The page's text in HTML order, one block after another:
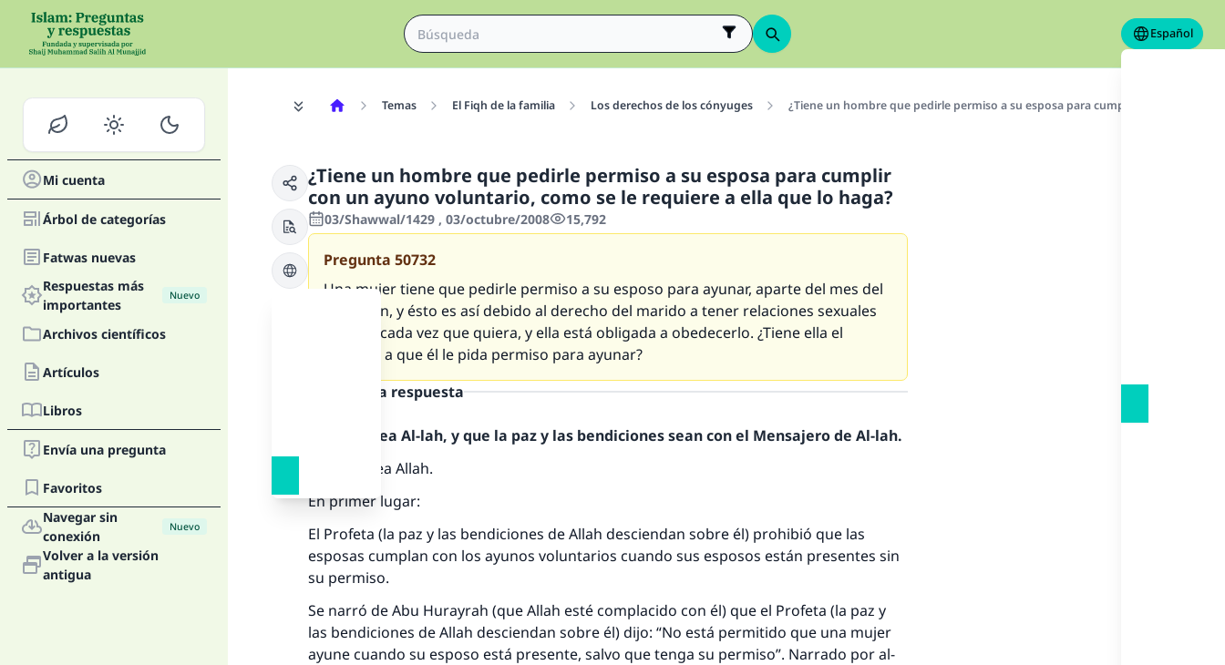
Español
Mi cuenta
Árbol de categorías
Fatwas nuevas
Respuestas más
importantes
Nuevo
Archivos científicos
Artículos
Libros
Envía una pregunta
Favoritos
Navegar sin
conexión
Nuevo
Volver a la versión
antigua
Temas El Fiqh de la familia Los derechos de los cónyuges ¿Tiene un hombre que pedirle permiso a su esposa para cumplir con un ayuno
¿Tiene un hombre que pedirle permiso a su esposa para cumplir
con un ayuno voluntario, como se le requiere a ella que lo haga?
03/Shawwal/1429 , 03/octubre/2008 15,792
Pregunta 50732
Una mujer tiene que pedirle permiso a su esposo para ayunar, aparte del mes del
Ramadán, y ésto es así debido al derecho del marido a tener relaciones sexuales
con ella cada vez que quiera, y ella está obligada a obedecerlo. ¿Tiene ella el
derecho a que él le pida permiso para ayunar?
Texto de la respuesta
Alabado sea Al-lah, y que la paz y las bendiciones sean con el Mensajero de Al-lah.
Alabado sea Allah.
En primer lugar:
El Profeta (la paz y las bendiciones de Allah desciendan sobre él) prohibió que las
esposas cumplan con los ayunos voluntarios cuando sus esposos están presentes sin
su permiso.
Se narró de Abu Hurayrah (que Allah esté complacido con él) que el Profeta (la paz y
las bendiciones de Allah desciendan sobre él) dijo: “No está permitido que una mujer
ayune cuando su esposo está presente, salvo que tenga su permiso”. Narrado por al-